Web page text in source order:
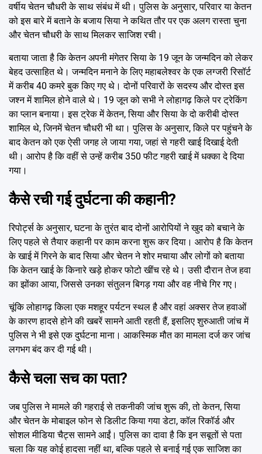
वर्षीय चेतन चौधरी के साथ संबंध में थी। पुलिस के अनुसार, परिवार या केतन
को इस बारे में बताने के बजाय सिया ने कथित तौर पर एक अलग रास्ता चुना
और चेतन चौधरी के साथ मिलकर साजिश रची।
बताया जाता है कि केतन अपनी मंगेतर सिया के 19 जून के जन्मदिन को लेकर
बेहद उत्साहित थे। जन्मदिन मनाने के लिए महाबलेश्वर के एक लग्जरी रिसॉर्ट
में करीब 40 कमरे बुक किए गए थे। दोनों परिवारों के सदस्य और दोस्त इस
जश्न में शामिल होने वाले थे। 19 जून को सभी ने लोहागढ़ किले पर ट्रेकिंग
का प्लान बनाया। इस ट्रेक में केतन, सिया और सिया के दो करीबी दोस्त
शामिल थे, जिनमें चेतन चौधरी भी था। पुलिस के अनुसार, किले पर पहुंचने के
बाद केतन को एक ऐसी जगह ले जाया गया, जहां से गहरी खाई दिखाई देती
थी। आरोप है कि वहीं से उन्हें करीब 350 फीट गहरी खाई में धक्का दे दिया
गया।
कैसे रची गई दुर्घटना की कहानी?
रिपोर्ट्स के अनुसार, घटना के तुरंत बाद दोनों आरोपियों ने खुद को बचाने के
लिए पहले से तैयार कहानी पर काम करना शुरू कर दिया। आरोप है कि केतन
के खाई में गिरने के बाद सिया और चेतन ने शोर मचाया और लोगों को बताया
कि केतन खाई के किनारे खड़े होकर फोटो खींच रहे थे। उसी दौरान तेज हवा
का झोंका आया, जिससे उनका संतुलन बिगड़ गया और वह नीचे गिर गए।
चूंकि लोहागढ़ किला एक मशहूर पर्यटन स्थल है और वहां अक्सर तेज हवाओं
के कारण हादसे होने की खबरें सामने आती रहती हैं, इसलिए शुरुआती जांच में
पुलिस ने भी इसे एक दुर्घटना माना। आकस्मिक मौत का मामला दर्ज कर जांच
लगभग बंद कर दी गई थी।
कैसे चला सच का पता?
जब पुलिस ने मामले की गहराई से तकनीकी जांच शुरू की, तो केतन, सिया
और चेतन के मोबाइल फोन से डिलीट किया गया डेटा, कॉल रिकॉर्ड और
सोशल मीडिया चैट्स सामने आईं। पुलिस का दावा है कि इन सबूतों से पता
चला कि यह कोई हादसा नहीं था, बल्कि पहले से बनाई गई एक साजिश का